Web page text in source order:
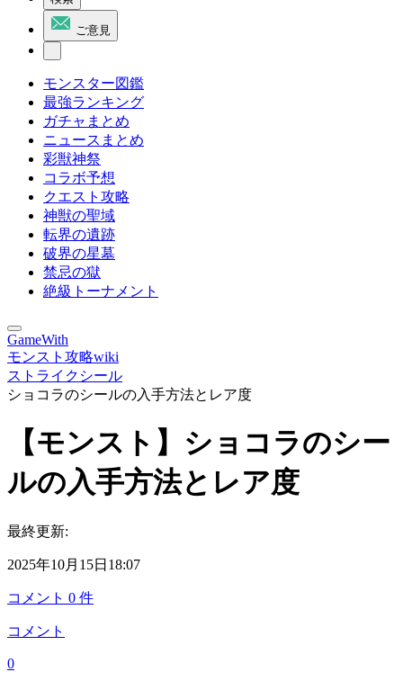
ご意見
モンスター図鑑
最強ランキング
ガチャまとめ
ニュースまとめ
彩獣神祭
コラボ予想
クエスト攻略
神獣の聖域
転界の遺跡
破界の星墓
禁忌の獄
絶級トーナメント
GameWith
モンスト攻略wiki
ストライクシール
ショコラのシールの入手方法とレア度
【モンスト】ショコラのシー
ルの入手方法とレア度
最終更新:
2025年10月15日18:07
コメント 0 件
コメント
0